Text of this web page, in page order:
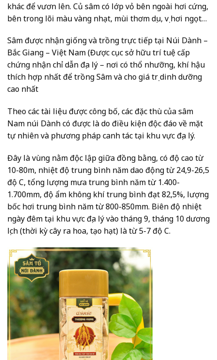
khác để vươn lên. Củ sâm có lớp vỏ bên ngoài hơi cứng,
bên trong lõi màu vàng nhạt, mùi thơm dịu, vị hơi ngọt…
Sâm được nhận giống và trồng trực tiếp tại Núi Dành –
Bắc Giang – Việt Nam (Được cục sở hữu trí tuệ cấp
chứng nhận chỉ dẫn địa lý – nơi có thổ nhưỡng, khí hậu
thích hợp nhất để trồng Sâm và cho giá trị dinh dưỡng
cao nhất
Theo các tài liệu được công bố, các đặc thù của sâm
Nam núi Dành có được là do điều kiện độc đáo về mặt
tự nhiên và phương pháp canh tác tại khu vực địa lý.
Đây là vùng nằm độc lập giữa đồng bằng, có độ cao từ
10-80m, nhiệt độ trung bình năm dao động từ 24,9-26,5
độ C, tổng lượng mưa trung bình năm từ 1.400-
1.700mm, độ ẩm không khí trung bình đạt 82,5%, lượng
bốc hơi trung bình năm từ 800-850mm. Biên độ nhiệt
ngày đêm tại khu vực địa lý vào tháng 9, tháng 10 dương
lịch (thời kỳ cây ra hoa, tạo hạt) là từ 5-7 độ C.